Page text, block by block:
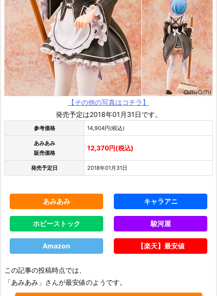
【その他の写真はコチラ】
発売予定は2018年01月31日です。
参考価格 14,904円(税込)
あみあみ
販売価格
12,370円(税込)
発売予定日 2018年01月31日
あみあみ キャラアニ
ホビーストック 駿河屋
Amazon 【楽天】最安値
この記事の投稿時点では、
「あみあみ」さんが最安値のようです。